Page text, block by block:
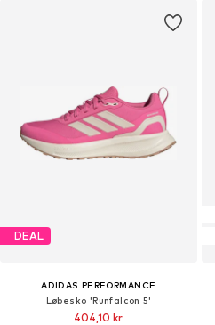
DEAL
ADIDAS PERFORMANCE
Løbesko 'Runfalcon 5'
404,10 kr